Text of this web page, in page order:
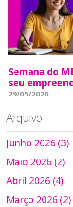
Semana do
seu
29/05/2026
Arquivo
Junho 2026 (3)
Maio 2026 (2)
Abril 2026 (4)
Março 2026 (2)